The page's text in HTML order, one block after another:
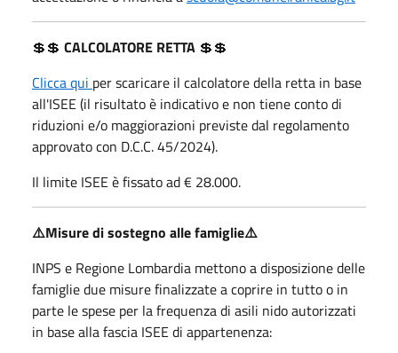
💲💲 CALCOLATORE RETTA 💲💲
Clicca qui per scaricare il calcolatore della retta in base
all'ISEE (il risultato è indicativo e non tiene conto di
riduzioni e/o maggiorazioni previste dal regolamento
approvato con D.C.C. 45/2024).
Il limite ISEE è fissato ad € 28.000.
⚠️Misure di sostegno alle famiglie⚠️
INPS e Regione Lombardia mettono a disposizione delle
famiglie due misure finalizzate a coprire in tutto o in
parte le spese per la frequenza di asili nido autorizzati
in base alla fascia ISEE di appartenenza: